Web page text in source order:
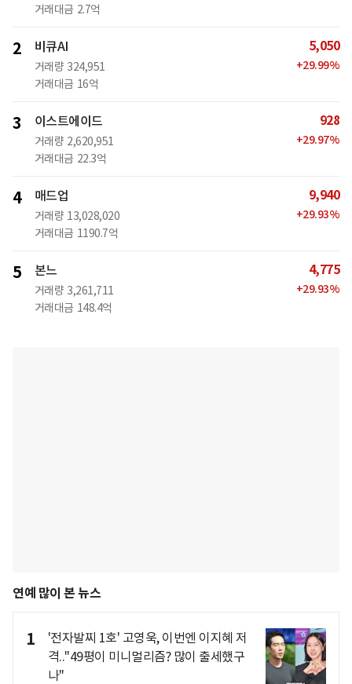
거래대금 2.7억
2 비큐AI
거래량 324,951
거래대금 16억
5,050
+29.99%
3 이스트에이드
거래량 2,620,951
거래대금 22.3억
928
+29.97%
4 매드업
거래량 13,028,020
거래대금 1190.7억
9,940
+29.93%
5 본느
거래량 3,261,711
거래대금 148.4억
4,775
+29.93%
연예 많이 본 뉴스
1
'전자발찌 1호' 고영욱, 이번엔 이지혜 저
격.."49평이 미니멀리즘? 많이 출세했구
나"